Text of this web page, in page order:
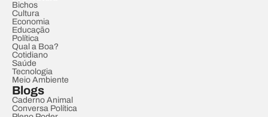
Bichos
Cultura
Economia
Educação
Política
Qual a Boa?
Cotidiano
Saúde
Tecnologia
Meio Ambiente
Blogs
Caderno Animal
Conversa Política